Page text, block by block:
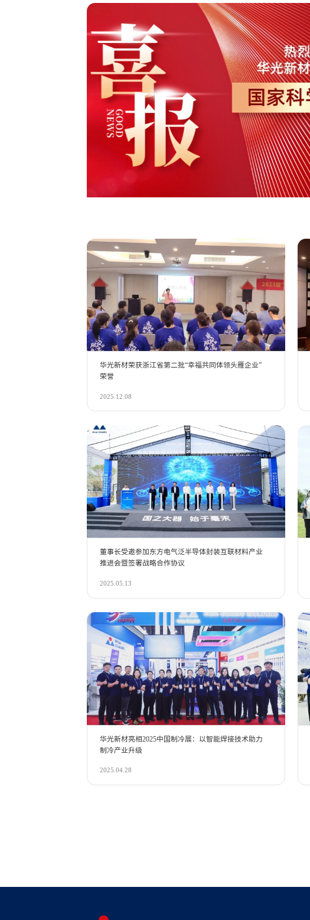
华光新材荣获浙江省第二批“幸福共同体领头雁企业”
荣誉
2025.12.08
董事长受邀参加东方电气泛半导体封装互联材料产业
推进会暨签署战略合作协议
2025.05.13
华光新材亮相2025中国制冷展：以智能焊接技术助力
制冷产业升级
2025.04.28